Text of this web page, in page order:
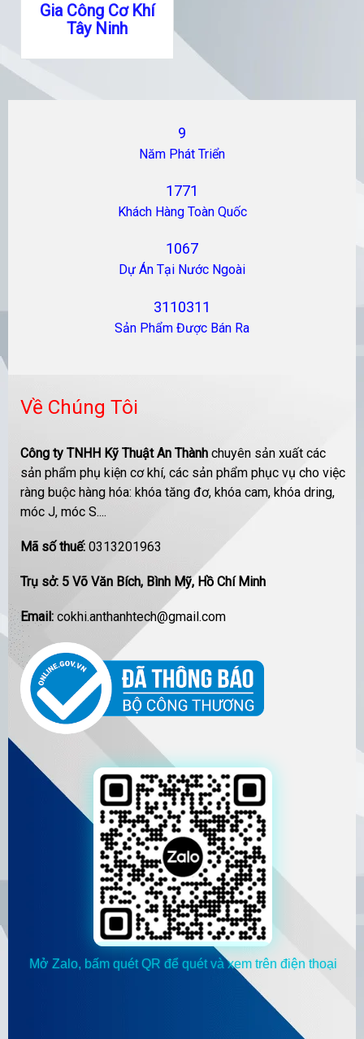
Gia Công Cơ Khí
Tây Ninh
9
Năm Phát Triển
1771
Khách Hàng Toàn Quốc
1067
Dự Án Tại Nước Ngoài
3110311
Sản Phẩm Được Bán Ra
Về Chúng Tôi
Công ty TNHH Kỹ Thuật An Thành chuyên sản xuất các
sản phẩm phụ kiện cơ khí, các sản phẩm phục vụ cho việc
ràng buộc hàng hóa: khóa tăng đơ, khóa cam, khóa dring,
móc J, móc S....
Mã số thuế: 0313201963
Trụ sở: 5 Võ Văn Bích, Bình Mỹ, Hồ Chí Minh
Email: cokhi.anthanhtech@gmail.com
Mở Zalo, bấm quét QR để quét và xem trên điện thoại